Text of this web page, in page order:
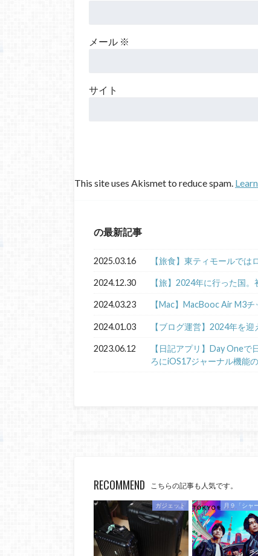
メール ※
サイト
This site uses Akismet to reduce spam.
の最新記事
2025.03.16 【旅食】東ティモールで
2024.12.30 【旅】2024年に行った国
2024.03.23 【Mac】MacBooc Air M3
2024.01.03 【ブログ運営】2024年を
2023.06.12
【日記アプリ】Day One
ろにiOS17ジャーナル機能
RECOMMEND こちらの記事も人気です。
ガジェット 月９「シャ